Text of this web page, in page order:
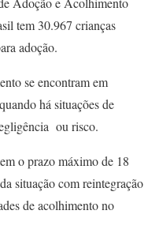
tem 30.967 crianças
adoção.
se encontram em
há situações de
ou risco.
o prazo máximo de 18
situação com reintegração
de acolhimento no